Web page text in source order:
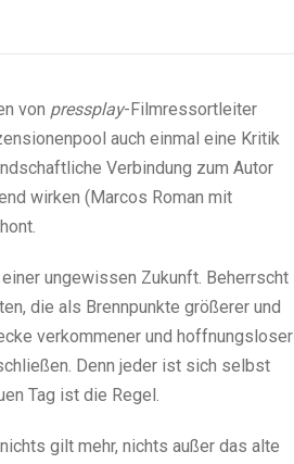
von pressplay-Filmressortleiter
auch einmal eine Kritik
Verbindung zum Autor
wirken (Marcos Roman mit
einer ungewissen Zukunft. Beherrscht
die als Brennpunkte größerer und
verkommener und hoffnungsloser
Denn jeder ist sich selbst
Tag ist die Regel.
gilt mehr, nichts außer das alte